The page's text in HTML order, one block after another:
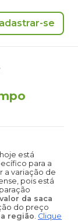
se
está
para a
a variação de
pois está
valor da saca
do preço
região. Clique